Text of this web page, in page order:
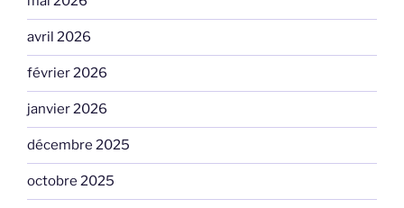
avril 2026
février 2026
janvier 2026
décembre 2025
octobre 2025